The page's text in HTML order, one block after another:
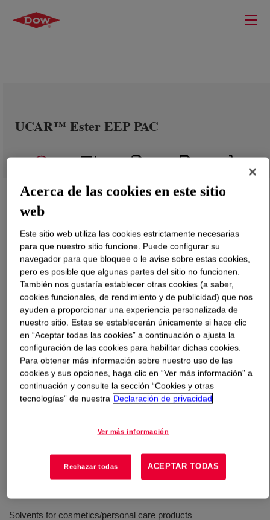
UCAR™ Ester EEP PAC
Qué esUCAR™ Ester EEP PAC?
It is a slow evaporating ether–ester solvent with
excellent solvent properties for a wide range of coating
applications. It provides excellent film formation due to
its enhanced flow and leveling characteristics.
Cleaning fluids
Solvents for cosmetics/personal care products
Acerca de las cookies en este sitio
web
Este sitio web utiliza las cookies estrictamente necesarias
para que nuestro sitio funcione. Puede configurar su
navegador para que bloquee o le avise sobre estas cookies,
pero es posible que algunas partes del sitio no funcionen.
También nos gustaría establecer otras cookies (a saber,
cookies funcionales, de rendimiento y de publicidad) que nos
ayuden a proporcionar una experiencia personalizada de
nuestro sitio. Estas se establecerán únicamente si hace clic
en “Aceptar todas las cookies” a continuación o ajusta la
configuración de las cookies para habilitar dichas cookies.
Para obtener más información sobre nuestro uso de las
cookies y sus opciones, haga clic en “Ver más información” a
continuación y consulte la sección “Cookies y otras
tecnologías” de nuestra Declaración de privacidad
Ver más información
Rechazar todas ACEPTAR TODAS